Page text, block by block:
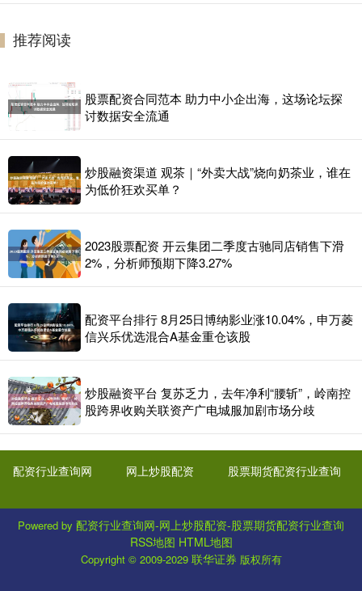
推荐阅读
股票配资合同范本 助力中小企出海，这场论坛探
讨数据安全流通
炒股融资渠道 观茶｜“外卖大战”烧向奶茶业，谁在
为低价狂欢买单？
2023股票配资 开云集团二季度古驰同店销售下滑
2%，分析师预期下降3.27%
配资平台排行 8月25日博纳影业涨10.04%，申万菱
信兴乐优选混合A基金重仓该股
炒股融资平台 复苏乏力，去年净利“腰斩”，岭南控
股跨界收购关联资产广电城服加剧市场分歧
配资行业查询网 网上炒股配资 股票期货配资行业查询
Powered by 配资行业查询网-网上炒股配资-股票期货配资行业查询
RSS地图 HTML地图
Copyright © 2009-2029 联华证券 版权所有